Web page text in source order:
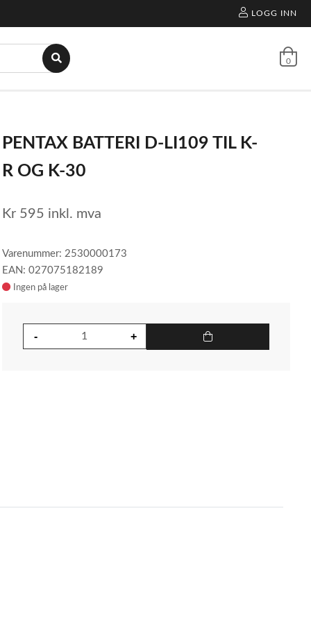
LOGG INN
0
PENTAX BATTERI D-LI109 TIL K-
R OG K-30
Kr 595 inkl. mva
Varenummer: 2530000173
EAN: 027075182189
Ingen på lager